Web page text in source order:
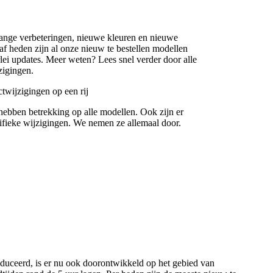
verbeteringen, nieuwe kleuren en nieuwe
heden zijn al onze nieuw te bestellen modellen
updates. Meer weten? Lees snel verder door alle
op een rij
betrekking op alle modellen. Ook zijn er
wijzigingen. We nemen ze allemaal door.
is er nu ook doorontwikkeld op het gebied van